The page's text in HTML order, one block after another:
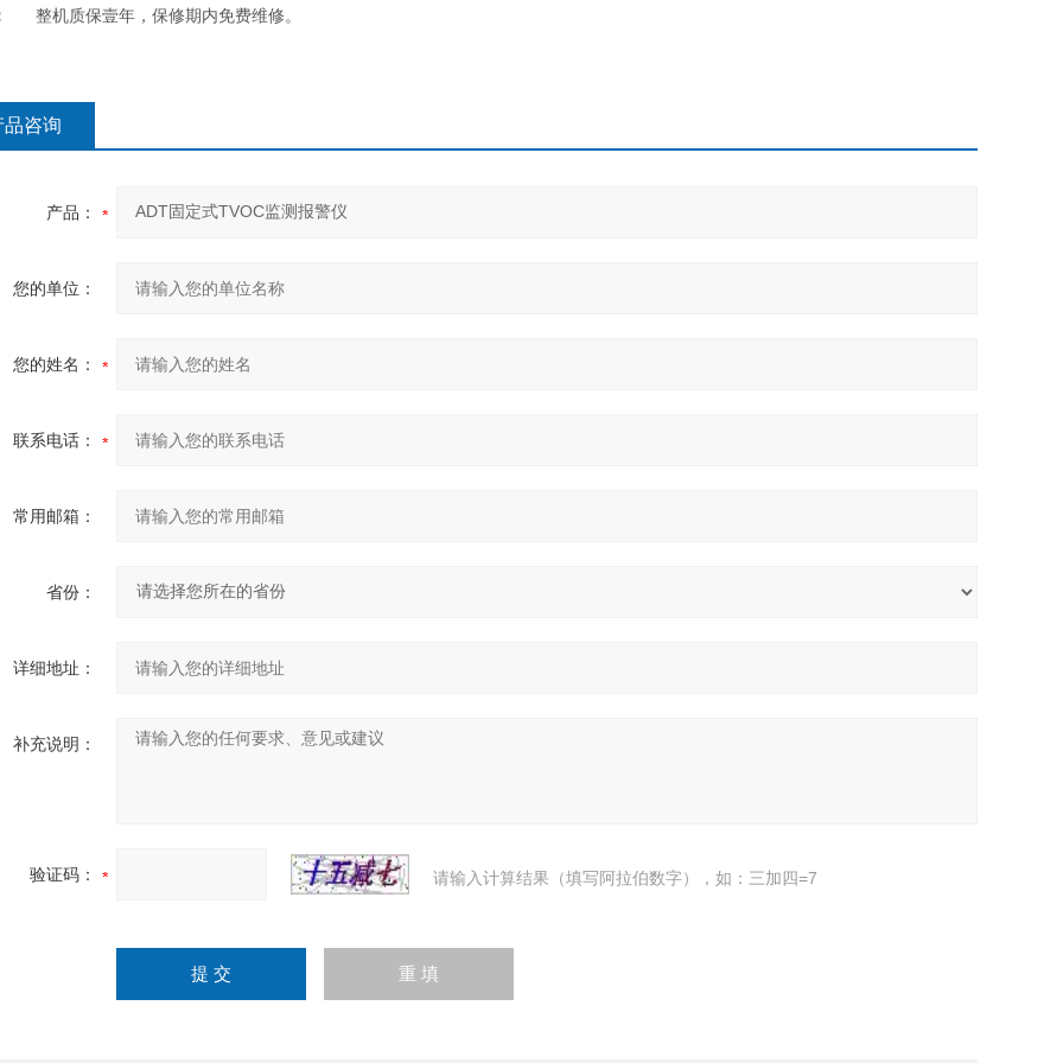
整机质保壹年，保修期内免费维修。
品咨询
产品：
您的单位：
您的姓名：
联系电话：
常用邮箱：
省份：
详细地址：
补充说明：
验证码： 请输入计算结果（填写阿拉伯数字），如：三加四=7